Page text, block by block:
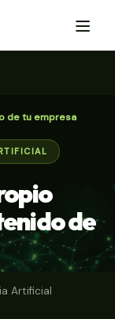
de tu empresa
de
Artificial